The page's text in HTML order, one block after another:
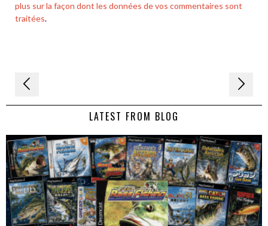
plus sur la façon dont les données de vos commentaires sont
traitées.
Navigation
de LATEST FROM BLOG